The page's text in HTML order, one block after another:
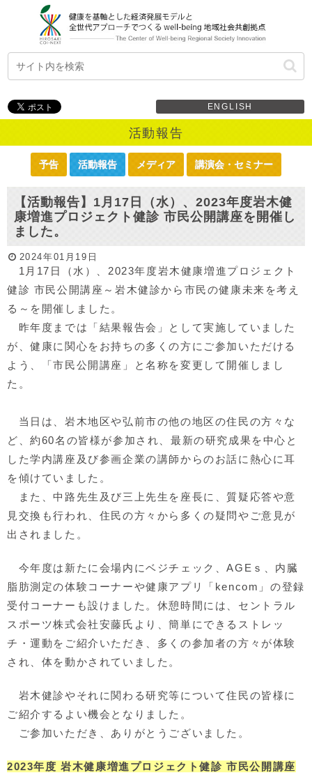
ENGLISH
活動報告
予告 活動報告 メディア 講演会・セミナー
【活動報告】1月17日（水）、2023年度岩木健
康増進プロジェクト健診 市民公開講座を開催し
ました。
2024年01月19日
1月17日（水）、2023年度岩木健康増進プロジェクト
健診 市民公開講座～岩木健診から市民の健康未来を考え
る～を開催しました。
昨年度までは「結果報告会」として実施していました
が、健康に関心をお持ちの多くの方にご参加いただける
よう、「市民公開講座」と名称を変更して開催しまし
た。
当日は、岩木地区や弘前市の他の地区の住民の方々な
ど、約60名の皆様が参加され、最新の研究成果を中心と
した学内講座及び参画企業の講師からのお話に熱心に耳
を傾けていました。
また、中路先生及び三上先生を座長に、質疑応答や意
見交換も行われ、住民の方々から多くの疑問やご意見が
出されました。
今年度は新たに会場内にベジチェック、AGEｓ、内臓
脂肪測定の体験コーナーや健康アプリ「kencom」の登録
受付コーナーも設けました。休憩時間には、セントラル
スポーツ株式会社安藤氏より、簡単にできるストレッ
チ・運動をご紹介いただき、多くの参加者の方々が体験
され、体を動かされていました。
岩木健診やそれに関わる研究等について住民の皆様に
ご紹介するよい機会となりました。
ご参加いただき、ありがとうございました。
2023年度 岩木健康増進プロジェクト健診 市民公開講座